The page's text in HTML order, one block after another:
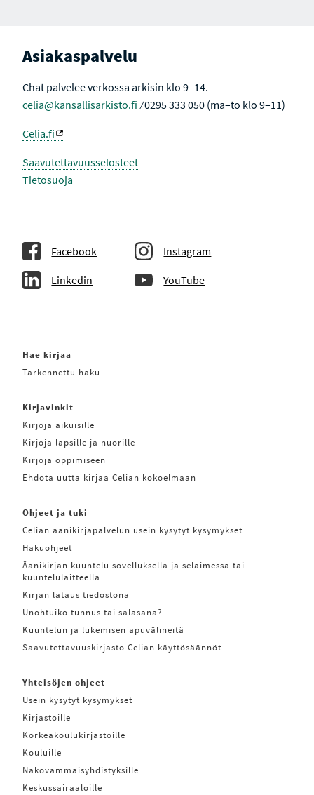
Asiakaspalvelu
Chat palvelee verkossa arkisin klo 9–14.
celia@kansallisarkisto.fi ⁄ 0295 333 050 (ma–to klo 9–11)
Celia.fi
Saavutettavuusselosteet
Tietosuoja
Facebook Instagram
Linkedin YouTube
Hae kirjaa
Tarkennettu haku
Kirjavinkit
Kirjoja aikuisille
Kirjoja lapsille ja nuorille
Kirjoja oppimiseen
Ehdota uutta kirjaa Celian kokoelmaan
Ohjeet ja tuki
Celian äänikirjapalvelun usein kysytyt kysymykset
Hakuohjeet
Äänikirjan kuuntelu sovelluksella ja selaimessa tai
kuuntelulaitteella
Kirjan lataus tiedostona
Unohtuiko tunnus tai salasana?
Kuuntelun ja lukemisen apuvälineitä
Saavutettavuuskirjasto Celian käyttösäännöt
Yhteisöjen ohjeet
Usein kysytyt kysymykset
Kirjastoille
Korkeakoulukirjastoille
Kouluille
Näkövammaisyhdistyksille
Keskussairaaloille